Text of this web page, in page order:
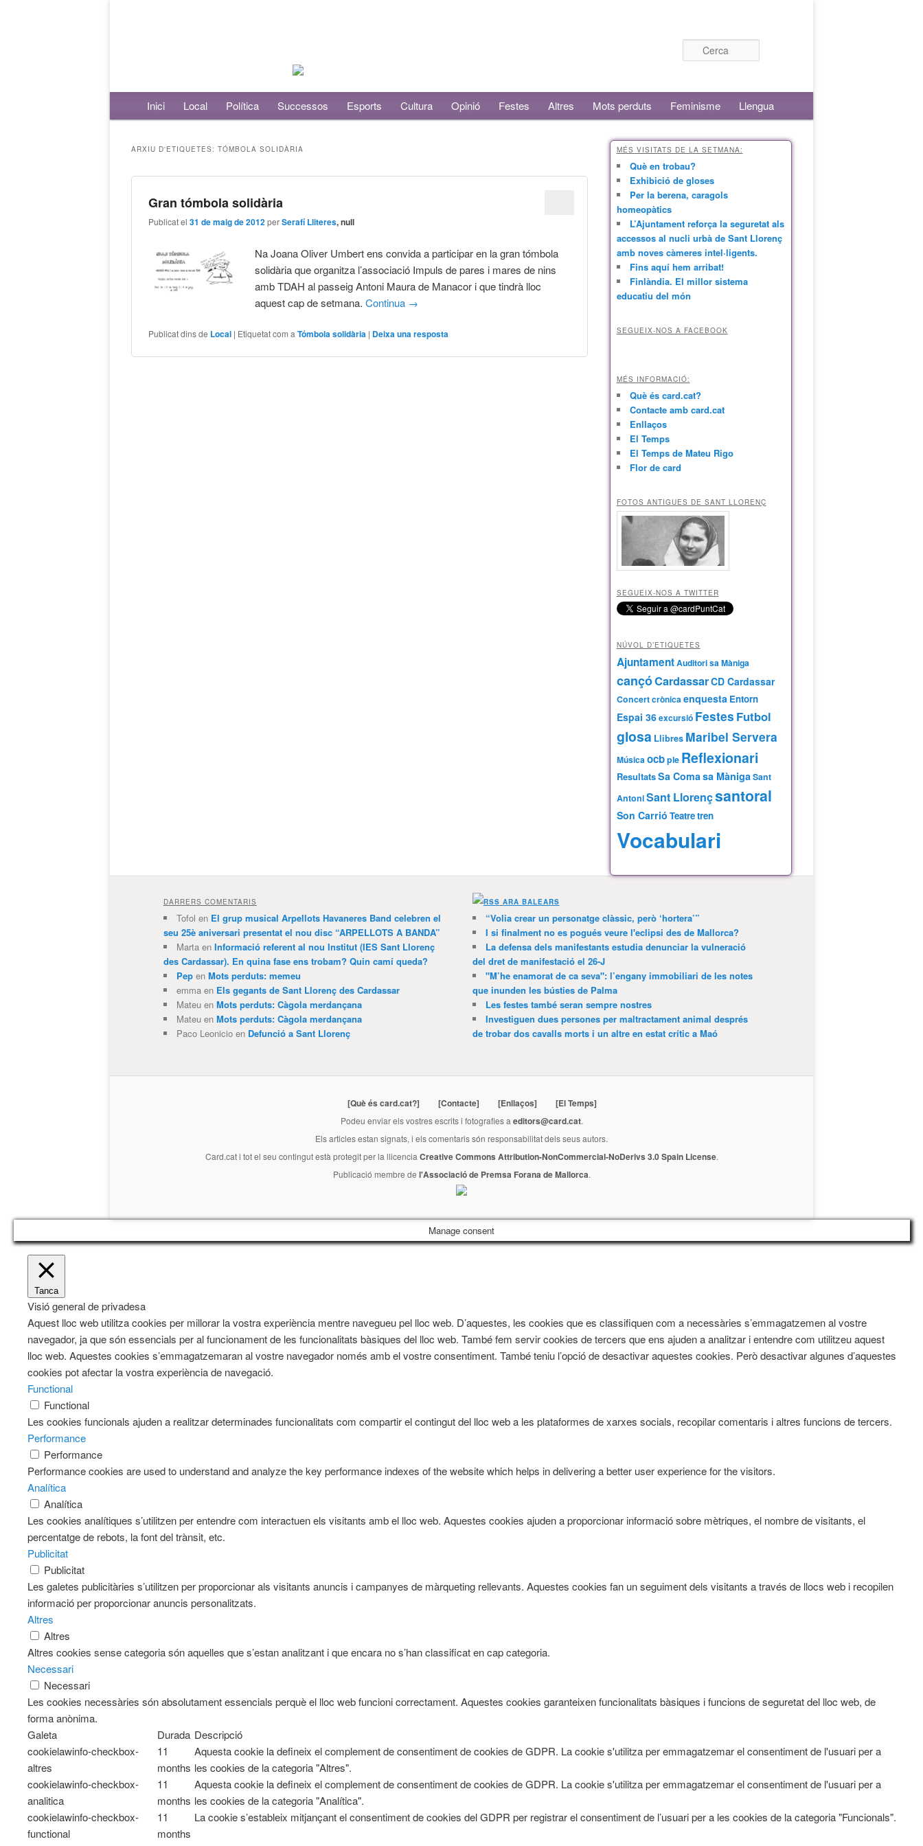
Menú principalAneu al contingut principal
Aneu al contingut secundari
Inici Local Política Successos Esports Cultura Opinió Festes Altres Mots perduts Feminisme Llengua
ARXIU D'ETIQUETES: TÓMBOLA SOLIDÀRIA
Gran tómbola solidària
Publicat el31 de maig de 2012perSerafí Lliteres, null
Na Joana Oliver Umbert ens convida a participar en la gran tómbola
solidària que organitza l’associació Impuls de pares i mares de nins
amb TDAH al passeig Antoni Maura de Manacor i que tindrà lloc
aquest cap de setmana.Continua →
Publicat dins de Local | Etiquetat com a Tómbola solidària | Deixa una resposta
MÉS VISITATS DE LA SETMANA:
Què en trobau?
Exhibició de gloses
Per la berena, caragols
homeopàtics
L’Ajuntament reforça la seguretat als
accessos al nucli urbà de Sant Llorenç
amb noves càmeres intel·ligents.
Fins aquí hem arribat!
Finlàndia. El millor sistema
educatiu del món
SEGUEIX-NOS A FACEBOOK
MÉS INFORMACIÓ:
Què és card.cat?
Contacte amb card.cat
Enllaços
El Temps
El Temps de Mateu Rigo
Flor de card
FOTOS ANTIGUES DE SANT LLORENÇ
SEGUEIX-NOS A TWITTER
NÚVOL D’ETIQUETES
AjuntamentAuditori sa Màniga
cançóCardassarCD Cardassar
Concertcrònicaenquesta Entorn
Espai 36excursió Festes Futbol
glosa Llibres Maribel Servera
Músicaocbple Reflexionari
ResultatsSa Comasa MànigaSant
AntoniSant Llorençsantoral
Son Carrió Teatretren
Vocabulari
DARRERS COMENTARIS
Tofol en El grup musical Arpellots Havaneres Band celebren el
seu 25è aniversari presentat el nou disc “ARPELLOTS A BANDA”
Martaen Informació referent al nou Institut (IES Sant Llorenç
des Cardassar). En quina fase ens trobam? Quin camí queda?
Pepen Mots perduts: memeu
emmaen Els gegants de Sant Llorenç des Cardassar
Mateuen Mots perduts: Càgola merdançana
Mateuen Mots perduts: Càgola merdançana
Paco Leonicioen Defunció a Sant Llorenç
ARA BALEARS
“Volia crear un personatge clàssic, però ‘hortera’”
I si finalment no es pogués veure l'eclipsi des de Mallorca?
La defensa dels manifestants estudia denunciar la vulneració
del dret de manifestació el 26-J
"M’he enamorat de ca seva": l’engany immobiliari de les notes
que inunden les bústies de Palma
Les festes també seran sempre nostres
Investiguen dues persones per maltractament animal després
de trobar dos cavalls morts i un altre en estat crític a Maó
[Què és card.cat?] [Contacte] [Enllaços] [El Temps]
Podeu enviar els vostres escrits i fotografies a editors@card.cat.
Els articles estan signats, i els comentaris són responsabilitat dels seus autors.
Card.cati tot el seu contingut està protegit per la llicencia Creative Commons Attribution-NonCommercial-NoDerivs 3.0 Spain License.
Publicació membre de l'Associació de Premsa Forana de Mallorca.
Manage consent
Tanca
Visió general de privadesa
Aquest lloc web utilitza cookies per millorar la vostra experiència mentre navegueu pel lloc web. D’aquestes, les cookies que es classifiquen com a necessàries s’emmagatzemen al vostre
navegador, ja que són essencials per al funcionament de les funcionalitats bàsiques del lloc web. També fem servir cookies de tercers que ens ajuden a analitzar i entendre com utilitzeu aquest
lloc web. Aquestes cookies s’emmagatzemaran al vostre navegador només amb el vostre consentiment. També teniu l’opció de desactivar aquestes cookies. Però desactivar algunes d’aquestes
cookies pot afectar la vostra experiència de navegació.
Functional
Functional
Les cookies funcionals ajuden a realitzar determinades funcionalitats com compartir el contingut del lloc web a les plataformes de xarxes socials, recopilar comentaris i altres funcions de tercers.
Performance
Performance
Performance cookies are used to understand and analyze the key performance indexes of the website which helps in delivering a better user experience for the visitors.
Analítica
Analítica
Les cookies analítiques s’utilitzen per entendre com interactuen els visitants amb el lloc web. Aquestes cookies ajuden a proporcionar informació sobre mètriques, el nombre de visitants, el
percentatge de rebots, la font del trànsit, etc.
Publicitat
Publicitat
Les galetes publicitàries s’utilitzen per proporcionar als visitants anuncis i campanyes de màrqueting rellevants. Aquestes cookies fan un seguiment dels visitants a través de llocs web i recopilen
informació per proporcionar anuncis personalitzats.
Altres
Altres
Altres cookies sense categoria són aquelles que s’estan analitzant i que encara no s’han classificat en cap categoria.
Necessari
Necessari
Les cookies necessàries són absolutament essencials perquè el lloc web funcioni correctament. Aquestes cookies garanteixen funcionalitats bàsiques i funcions de seguretat del lloc web, de
forma anònima.
Galeta
Durada Descripció
cookielawinfo-checkbox-
altres
11
months
Aquesta cookie la defineix el complement de consentiment de cookies de GDPR. La cookie s'utilitza per emmagatzemar el consentiment de l'usuari per a
les cookies de la categoria "Altres".
cookielawinfo-checkbox-
analitica
11
months
Aquesta cookie la defineix el complement de consentiment de cookies de GDPR. La cookie s'utilitza per emmagatzemar el consentiment de l'usuari per a
les cookies de la categoria "Analítica".
cookielawinfo-checkbox-
functional
11
months
La cookie s’estableix mitjançant el consentiment de cookies del GDPR per registrar el consentiment de l’usuari per a les cookies de la categoria "Funcionals".